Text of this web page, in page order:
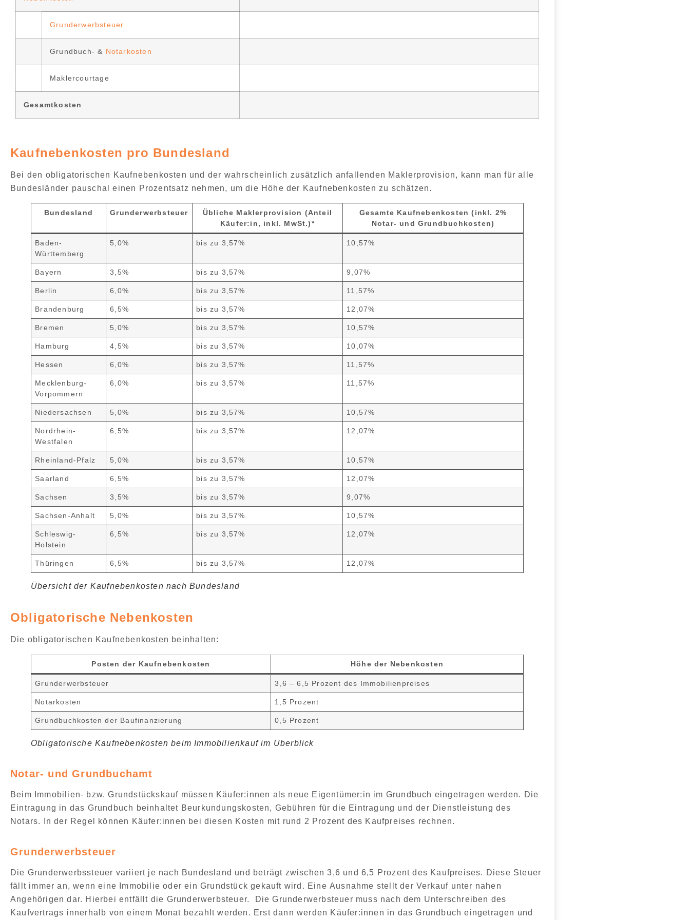
Grunderwerbsteuer
Grundbuch- & Notarkosten
Maklercourtage
Gesamtkosten
Kaufnebenkosten pro Bundesland
Bei den obligatorischen Kaufnebenkosten und der wahrscheinlich zusätzlich anfallenden Maklerprovision, kann man für alle
Bundesländer pauschal einen Prozentsatz nehmen, um die Höhe der Kaufnebenkosten zu schätzen.
Bundesland Grunderwerbsteuer
Übliche Maklerprovision (Anteil
Käufer:in, inkl. MwSt.)*
Gesamte Kaufnebenkosten (inkl. 2%
Notar- und Grundbuchkosten)
Baden-
Württemberg
5,0% bis zu 3,57% 10,57%
Bayern 3,5% bis zu 3,57% 9,07%
Berlin 6,0% bis zu 3,57% 11,57%
Brandenburg 6,5% bis zu 3,57% 12,07%
Bremen 5,0% bis zu 3,57% 10,57%
Hamburg 4,5% bis zu 3,57% 10,07%
Hessen 6,0% bis zu 3,57% 11,57%
Mecklenburg-
Vorpommern
6,0% bis zu 3,57% 11,57%
Niedersachsen 5,0% bis zu 3,57% 10,57%
Nordrhein-
Westfalen
6,5% bis zu 3,57% 12,07%
Rheinland-Pfalz 5,0% bis zu 3,57% 10,57%
Saarland 6,5% bis zu 3,57% 12,07%
Sachsen 3,5% bis zu 3,57% 9,07%
Sachsen-Anhalt 5,0% bis zu 3,57% 10,57%
Schleswig-
Holstein
6,5% bis zu 3,57% 12,07%
Thüringen 6,5% bis zu 3,57% 12,07%
Übersicht der Kaufnebenkosten nach Bundesland
Obligatorische Nebenkosten
Die obligatorischen Kaufnebenkosten beinhalten:
Posten der Kaufnebenkosten Höhe der Nebenkosten
Grunderwerbsteuer 3,6 – 6,5 Prozent des Immobilienpreises
Notarkosten 1,5 Prozent
Grundbuchkosten der Baufinanzierung 0,5 Prozent
Obligatorische Kaufnebenkosten beim Immobilienkauf im Überblick
Notar- und Grundbuchamt
Beim Immobilien- bzw. Grundstückskauf müssen Käufer:innen als neue Eigentümer:in im Grundbuch eingetragen werden. Die
Eintragung in das Grundbuch beinhaltet Beurkundungskosten, Gebühren für die Eintragung und der Dienstleistung des
Notars. In der Regel können Käufer:innen bei diesen Kosten mit rund 2 Prozent des Kaufpreises rechnen.
Grunderwerbsteuer
Die Grunderwerbssteuer variiert je nach Bundesland und beträgt zwischen3,6 und 6,5 Prozent des Kaufpreises. Diese Steuer
fällt immer an, wenn eine Immobilie oder ein Grundstück gekauft wird. EineAusnahme stellt der Verkauf unter nahen
Angehörigen dar. Hierbei entfällt die Grunderwerbsteuer. DieGrunderwerbsteuer muss nach dem Unterschreiben des
Kaufvertrags innerhalb von einem Monat bezahlt werden . Erst dann werden Käufer:innen in das Grundbuch eingetragen und